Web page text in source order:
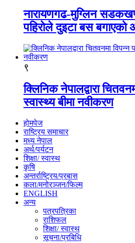
नारायणगढ-मुग्लिन
पहिरोले दुइटा बस
९
क्लिनिक नेपालद्वारा
स्वास्थ्य बीमा नवीकरण
होमपेज
राष्ट्रिय समाचार
मध्य नेपाल
अर्थ/पर्यटन
शिक्षा/ स्वास्थ
कृषि
अन्तर्राष्ट्रिय/प्रबास
कला/मनोरञ्जन/फिल्म
ENGLISH
अन्य
पत्रपत्रिका
राशिफल
शिक्षा/ स्वास्थ
सूचना/प्रबिधि